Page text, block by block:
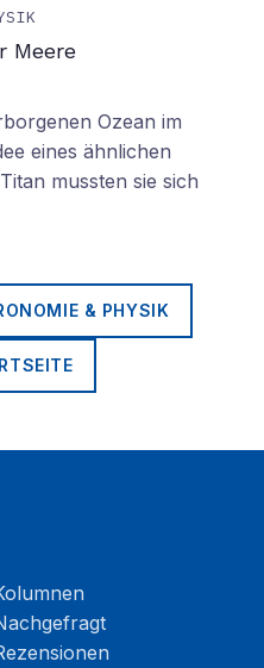
Meere
Ozean im
eines ähnlichen
mussten sie sich
& PHYSIK